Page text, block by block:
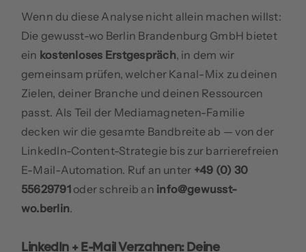
Wenn du diese Analyse nicht allein machen willst:
Die gewusst-wo Berlin Brandenburg GmbH bietet
ein kostenloses Erstgespräch, in dem wir
gemeinsam prüfen, welcher Kanal-Mix zu deinen
Zielen, deiner Branche und deinen Ressourcen
passt. Als Teil der Mediamagneten-Familie
decken wir die gesamte Bandbreite ab — von der
LinkedIn-Content-Strategie bis zur barrierefreien
E-Mail-Automation. Ruf an unter +49 (0) 30
55629791oder schreib an info@gewusst-
wo.berlin.
LinkedIn + E-Mail Verzahnen: Deine